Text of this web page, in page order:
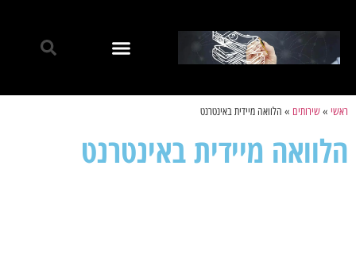
ראשי »שירותים » הלוואה מיידית באינטרנט
הלוואה מיידית באינטרנט